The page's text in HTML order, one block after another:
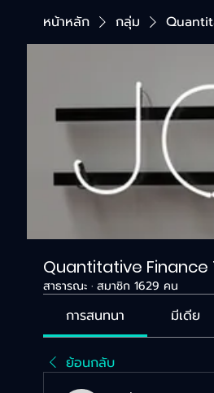
หน้าหลัก กลุ่ม
Quantitative Finance
สาธารณะ · สมาชิก 1629 คน
การสนทนา มีเดีย
ย้อนกลับ